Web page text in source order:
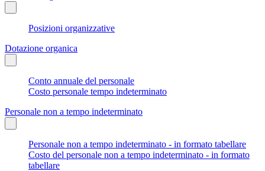
Posizioni organizzative
Dotazione organica
Conto annuale del personale
Costo personale tempo indeterminato
Personale non a tempo indeterminato
Personale non a tempo indeterminato - in formato tabellare
Costo del personale non a tempo indeterminato - in formato
tabellare